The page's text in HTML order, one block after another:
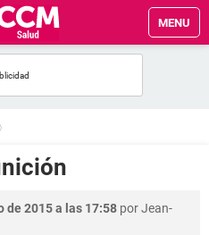
MENU
de 2015 a las 17:58 porJean-